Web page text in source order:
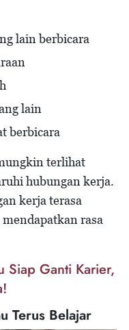
lain berbicara
lain
berbicara
terlihat
hubungan kerja.
kerja terasa
rasa
Siap Ganti Karier,
Terus Belajar